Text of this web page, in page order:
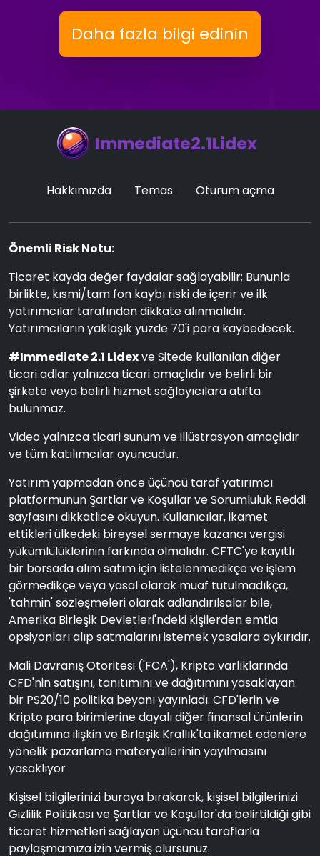
Daha fazla bilgi edinin
Immediate2.1Lidex
Hakkımızda Temas Oturum açma
Önemli Risk Notu:
Ticaret kayda değer faydalar sağlayabilir; Bununla
birlikte, kısmi/tam fon kaybı riski de içerir ve ilk
yatırımcılar tarafından dikkate alınmalıdır.
Yatırımcıların yaklaşık yüzde 70'i para kaybedecek.
#Immediate 2.1 Lidexve Sitede kullanılan diğer
ticari adlar yalnızca ticari amaçlıdır ve belirli bir
şirkete veya belirli hizmet sağlayıcılara atıfta
bulunmaz.
Video yalnızca ticari sunum ve illüstrasyon amaçlıdır
ve tüm katılımcılar oyuncudur.
Yatırım yapmadan önce üçüncü taraf yatırımcı
platformunun Şartlar ve Koşullar ve Sorumluluk Reddi
sayfasını dikkatlice okuyun. Kullanıcılar, ikamet
ettikleri ülkedeki bireysel sermaye kazancı vergisi
yükümlülüklerinin farkında olmalıdır. CFTC'ye kayıtlı
bir borsada alım satım için listelenmedikçe ve işlem
görmedikçe veya yasal olarak muaf tutulmadıkça,
'tahmin' sözleşmeleri olarak adlandırılsalar bile,
Amerika Birleşik Devletleri'ndeki kişilerden emtia
opsiyonları alıp satmalarını istemek yasalara aykırıdır.
Mali Davranış Otoritesi ('FCA'), Kripto varlıklarında
CFD'nin satışını, tanıtımını ve dağıtımını yasaklayan
bir PS20/10 politika beyanı yayınladı. CFD'lerin ve
Kripto para birimlerine dayalı diğer finansal ürünlerin
dağıtımına ilişkin ve Birleşik Krallık'ta ikamet edenlere
yönelik pazarlama materyallerinin yayılmasını
yasaklıyor
Kişisel bilgilerinizi buraya bırakarak, kişisel bilgilerinizi
Gizlilik Politikası ve Şartlar ve Koşullar'da belirtildiği gibi
ticaret hizmetleri sağlayan üçüncü taraflarla
paylaşmamıza izin vermiş olursunuz.